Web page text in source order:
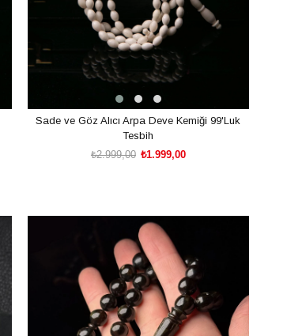
Sade ve Göz Alıcı Arpa Deve Kemiği 99'Luk
Tesbih
₺1.999,00
₺2.999,00